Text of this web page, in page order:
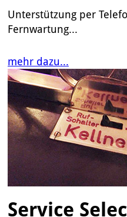
Unterstützung per
Fernwartung...
mehr dazu...
Service